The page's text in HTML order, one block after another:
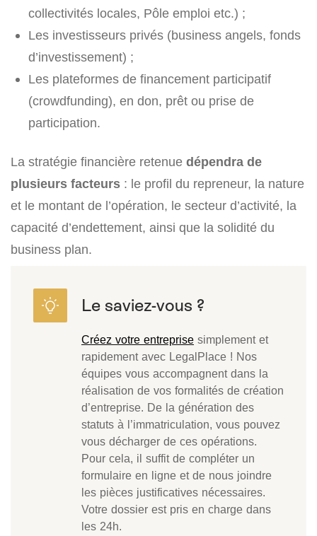
collectivités locales, Pôle emploi etc.) ;
Les investisseurs privés (business angels, fonds
d’investissement) ;
Les plateformes de financement participatif
(crowdfunding), en don, prêt ou prise de
participation.
La stratégie financière retenue dépendra de
plusieurs facteurs : le profil du repreneur, la nature
et le montant de l’opération, le secteur d’activité, la
capacité d’endettement, ainsi que la solidité du
business plan.
Créez votre entreprise simplement et
rapidement avec LegalPlace ! Nos
équipes vous accompagnent dans la
réalisation de vos formalités de création
d’entreprise. De la génération des
statuts à l’immatriculation, vous pouvez
vous décharger de ces opérations.
Pour cela, il suffit de compléter un
formulaire en ligne et de nous joindre
les pièces justificatives nécessaires.
Votre dossier est pris en charge dans
les 24h.